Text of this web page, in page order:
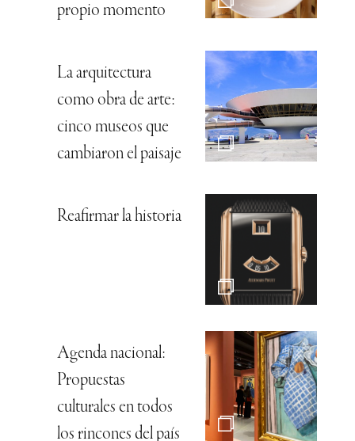
propio momento
La arquitectura
como obra de arte:
cinco museos que
cambiaron el paisaje
Reafirmar la historia
Agenda nacional:
Propuestas
culturales en todos
los rincones del país